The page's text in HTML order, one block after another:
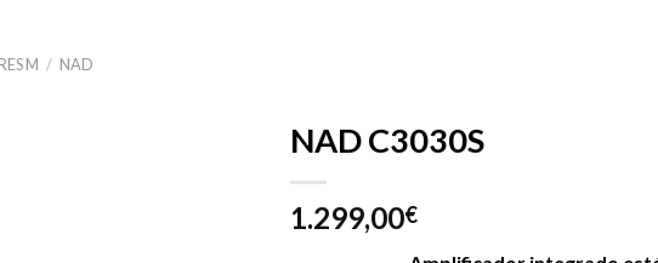
M / NAD
NAD C3030S
1.299,00€